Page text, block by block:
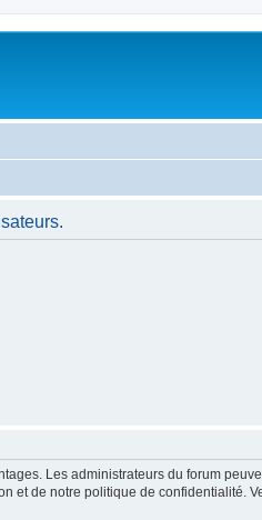
Les administrateurs du forum
et de notre politique de confidentialité.